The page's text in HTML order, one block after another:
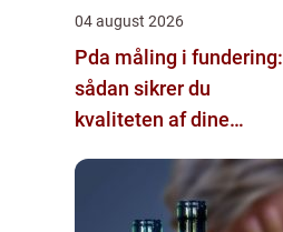
04 august 2026
Pda måling i fundering:
sådan sikrer du
kvaliteten af dine